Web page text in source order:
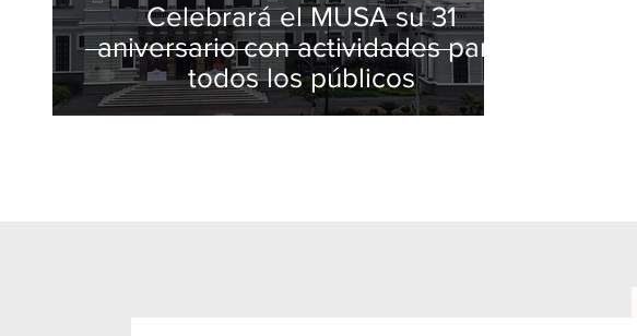
Celebrará el MUSA su 31
aniversario con actividades para
todos los públicos